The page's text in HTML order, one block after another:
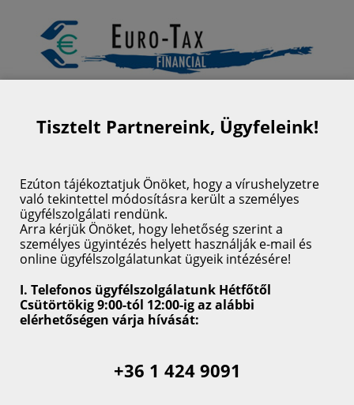
Euro-tax Financial
Zrt.
Az Euro-tax Financial Zrt. abból
a célból jött létre, hogy
partnerei problémáira komplex
megoldási/cselekvési terveket
dolgozzon ki és hajtson végre.
Tisztelt Partnereink, Ügyfeleink!
Ezúton tájékoztatjuk Önöket, hogy a vírushelyzetre
való tekintettel módosításra került a személyes
ügyfélszolgálati rendünk.
Arra kérjük Önöket, hogy lehetőség szerint a
személyes ügyintézés helyett használják e-mail és
online ügyfélszolgálatunkat ügyeik intézésére!
I. Telefonos ügyfélszolgálatunk Hétfőtől
Csütörtökig 9:00-tól 12:00-ig az alábbi
elérhetőségen várja hívását:
+36 1 424 9091